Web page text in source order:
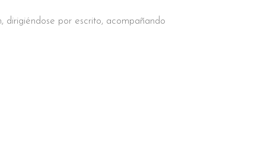
dirigiéndose por escrito, acompañando